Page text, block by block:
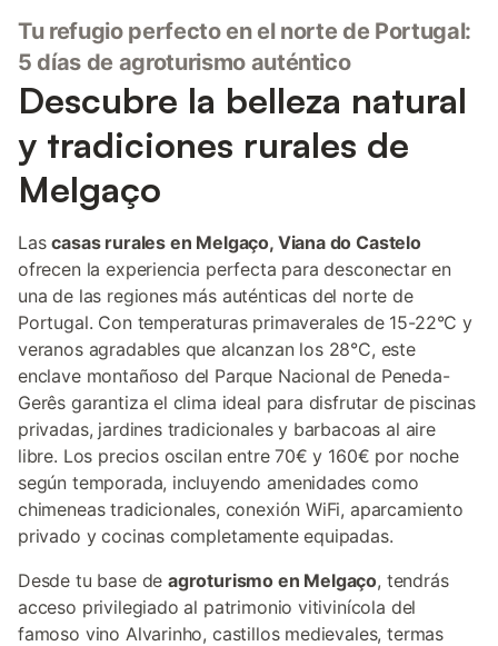
Tu refugio perfecto en el norte de Portugal:
5 días de agroturismo auténtico
Descubre la belleza natural
y tradiciones rurales de
Melgaço
Lascasas rurales en Melgaço, Viana do Castelo
ofrecen la experiencia perfecta para desconectar en
una de las regiones más auténticas del norte de
Portugal. Con temperaturas primaverales de 15-22°C y
veranos agradables que alcanzan los 28°C, este
enclave montañoso del Parque Nacional de Peneda-
Gerês garantiza el clima ideal para disfrutar de piscinas
privadas, jardines tradicionales y barbacoas al aire
libre. Los precios oscilan entre 70€ y 160€ por noche
según temporada, incluyendo amenidades como
chimeneas tradicionales, conexión WiFi, aparcamiento
privado y cocinas completamente equipadas.
Desde tu base deagroturismo en Melgaço, tendrás
acceso privilegiado al patrimonio vitivinícola del
famoso vino Alvarinho, castillos medievales, termas